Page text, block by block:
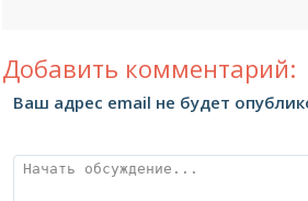
Добавить комментарий:
Ваш адрес email не будет